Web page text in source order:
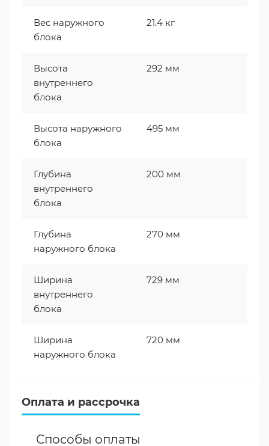
Вес наружного
блока
21.4 кг
Высота
внутреннего
блока
292 мм
Высота наружного
блока
495 мм
Глубина
внутреннего
блока
200 мм
Глубина
наружного блока
270 мм
Ширина
внутреннего
блока
729 мм
Ширина
наружного блока
720 мм
Оплата и рассрочка
Способы оплаты